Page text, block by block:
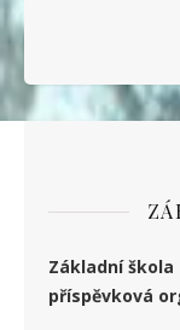
Základní
příspěvková